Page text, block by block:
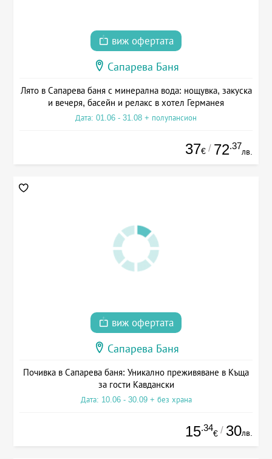
виж офертата
Сапарева Баня
Лято в Сапарева баня с минерална вода: нощувка, закуска
и вечеря, басейн и релакс в хотел Германея
Дата: 01.06 - 31.08 + полупансион
37€ / 72.37
лв.
виж офертата
Сапарева Баня
Почивка в Сапарева баня: Уникално преживяване в Къща
за гости Кавдански
Дата: 10.06 - 30.09 + без храна
15.34
€ / 30лв.